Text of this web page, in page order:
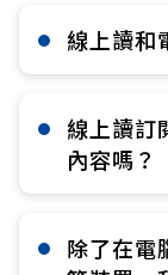
線上讀和
線上讀訂
內容嗎？​
除了在電